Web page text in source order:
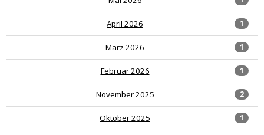
1
April 2026
1
März 2026
1
Februar 2026
2
November 2025
1
Oktober 2025